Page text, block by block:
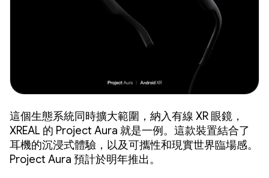
這個生態系統同時擴大範圍，納入有線 XR 眼鏡，
XREAL 的 Project Aura 就是一例。這款裝置結合了
耳機的沉浸式體驗，以及可攜性和現實世界臨場感。
Project Aura 預計於明年推出。